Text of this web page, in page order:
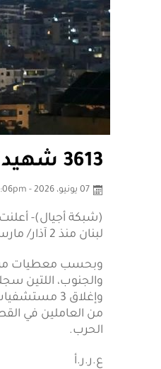
3613 شهيدا و11072 جريحا في لبنان
07 يونيو، 2026 - 06:06pm
(شبكة أجيال)- أعلنت
لبنان منذ 2 آذار/ مارس الماضي إلى 3613 شهيدا و11072 جريحا.
وبحسب معطيات
الحرب.
ع.ر.ر.أ